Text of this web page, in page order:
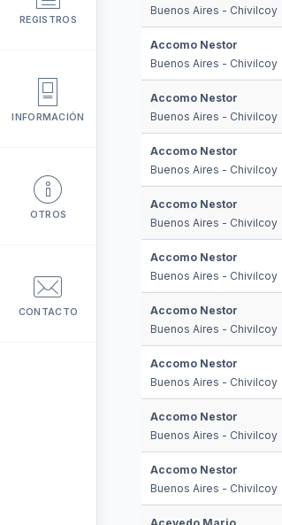
REGISTROS
INFORMACIÓN
OTROS
CONTACTO
Buenos Aires - Chivilcoy
Accomo Nestor
Buenos Aires - Chivilcoy
Accomo Nestor
Buenos Aires - Chivilcoy
Accomo Nestor
Buenos Aires - Chivilcoy
Accomo Nestor
Buenos Aires - Chivilcoy
Accomo Nestor
Buenos Aires - Chivilcoy
Accomo Nestor
Buenos Aires - Chivilcoy
Accomo Nestor
Buenos Aires - Chivilcoy
Accomo Nestor
Buenos Aires - Chivilcoy
Accomo Nestor
Buenos Aires - Chivilcoy